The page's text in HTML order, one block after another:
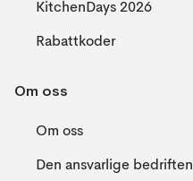
KitchenDays 2026
Rabattkoder
Om oss
Om oss
Den ansvarlige bedriften